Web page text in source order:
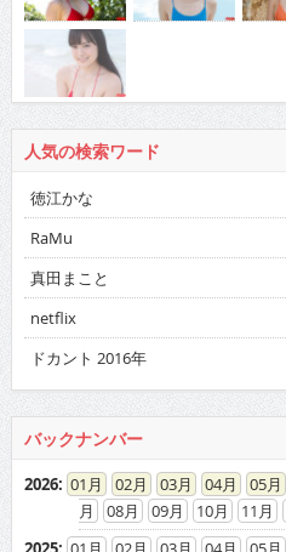
人気の検索ワード
徳江かな
RaMu
真田まこと
netflix
ドカント 2016年
バックナンバー
2026: 01 02 03 04 05
08
09 10 11